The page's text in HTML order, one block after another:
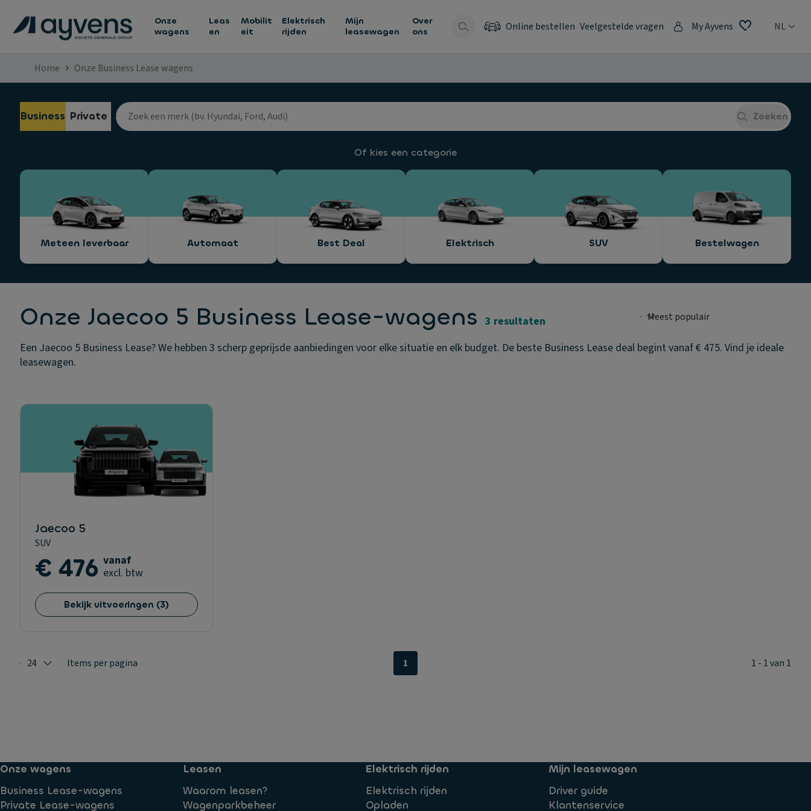
Onze
wagens
Leas
en
Mobilit
eit
Elektrisch
rijden
Mijn
leasewagen
Over
ons
Online bestellen Veelgestelde vragen My Ayvens NL
Home Onze Business Lease wagens
Business Private Zoeken
Of kies een categorie
Meteen leverbaar Automaat Best Deal Elektrisch SUV Bestelwagen
Onze Jaecoo 5 Business Lease-wagens 3 resultaten
Een Jaecoo 5 Business Lease? We hebben 3 scherp geprijsde aanbiedingen voor elke situatie en elk budget. De beste Business Lease deal begint vanaf € 475. Vind je ideale
leasewagen.
Jaecoo 5
SUV
€ 476 vanaf
excl. btw
Bekijk uitvoeringen (3)
Selected: 24
24 Items per pagina 1 1 - 1 van 1
Onze wagens
Business Lease-wagens
Private Lease-wagens
Leasen
Waarom leasen?
Wagenparkbeheer
Elektrisch rijden
Elektrisch rijden
Opladen
Mijn leasewagen
Driver guide
Klantenservice